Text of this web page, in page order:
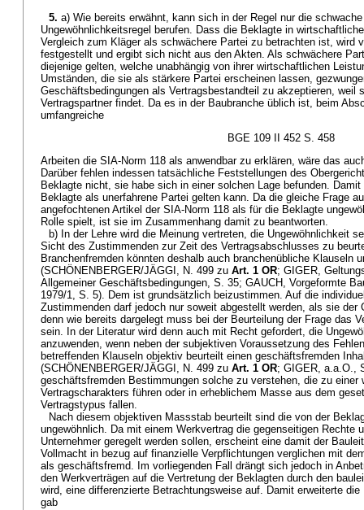
5. a) Wie bereits erwähnt, kann sich in der Regel nur die
Ungewöhnlichkeitsregel berufen. Dass die Beklagte in
Vergleich zum Kläger als schwächere Partei zu betrachten ist, wird
festgestellt und ergibt sich nicht aus den Akten. Als schwächere
diejenige gelten, welche unabhängig von ihrer wirtschaftlichen
Umständen, die sie als stärkere Partei erscheinen lassen,
Geschäftsbedingungen als Vertragsbestandteil zu akzeptieren, weil
Vertragspartner findet. Da es in der Baubranche üblich ist, beim
umfangreiche
BGE 109 II 452 S. 458
Arbeiten die SIA-Norm 118 als anwendbar zu erklären, wäre das
Darüber fehlen indessen tatsächliche Feststellungen des
Beklagte nicht, sie habe sich in einer solchen Lage befunden.
Beklagte als unerfahrene Partei gelten kann. Da die gleiche Frage
angefochtenen Artikel der SIA-Norm 118 als für die Beklagte
Rolle spielt, ist sie im Zusammenhang damit zu beantworten.
b) In der Lehre wird die Meinung vertreten, die Ungewöhnlichkeit
Sicht des Zustimmenden zur Zeit des Vertragsabschlusses zu
Branchenfremden könnten deshalb auch branchenübliche Klauseln
(SCHÖNENBERGER/JÄGGI, N. 499 zu Art. 1 OR; GIGER,
Allgemeiner Geschäftsbedingungen, S. 35; GAUCH, Vorgeformte
1979/1, S. 5). Dem ist grundsätzlich beizustimmen. Auf die
Zustimmenden darf jedoch nur soweit abgestellt werden, als sie der
denn wie bereits dargelegt muss bei der Beurteilung der Frage das
sein. In der Literatur wird denn auch mit Recht gefordert, die
anzuwenden, wenn neben der subjektiven Voraussetzung des
betreffenden Klauseln objektiv beurteilt einen geschäftsfremden
(SCHÖNENBERGER/JÄGGI, N. 499 zu Art. 1 OR; GIGER, a.a.O.,
geschäftsfremden Bestimmungen solche zu verstehen, die zu einer
Vertragscharakters führen oder in erheblichem Masse aus dem
Vertragstypus fallen.
Nach diesem objektiven Massstab beurteilt sind die von der
ungewöhnlich. Da mit einem Werkvertrag die gegenseitigen Rechte
Unternehmer geregelt werden sollen, erscheint eine damit der
Vollmacht in bezug auf finanzielle Verpflichtungen verglichen mit
als geschäftsfremd. Im vorliegenden Fall drängt sich jedoch in
den Werkverträgen auf die Vertretung der Beklagten durch den
wird, eine differenzierte Betrachtungsweise auf. Damit erweiterte
gab